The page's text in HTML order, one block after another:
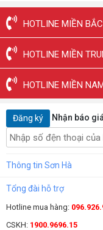
HOTLINE MIỀN BẮC
HOTLINE MIỀN
HOTLINE MIỀN
Đăng ký Nhận báo
Thông tin Sơn Hà
Tổng đài hỗ trợ
Hotline mua hàng:
CSKH: 1900.9696.15